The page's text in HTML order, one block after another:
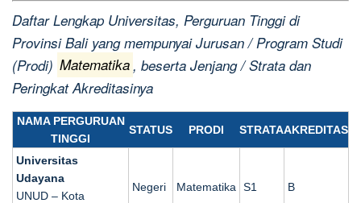
Daftar Lengkap Universitas, Perguruan Tinggi di
Provinsi Bali yang mempunyai Jurusan / Program Studi
(Prodi) Matematika , beserta Jenjang / Strata dan
Peringkat Akreditasinya
NAMA PERGURUAN
TINGGI
STATUS PRODI STRATAAKREDITAS
Universitas
Udayana
UNUD – Kota
Negeri Matematika S1 B